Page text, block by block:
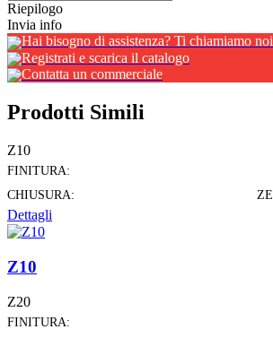
Riepilogo
Invia info
Hai bisogno di assistenza? Ti chiamiamo
Registrati e scarica il catalogo
Contatta un commerciale
Prodotti Simili
Z10
FINITURA:
CHIUSURA:
Dettagli
Z10
Z20
FINITURA: